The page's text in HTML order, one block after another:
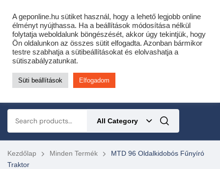
Cofidis expressz online áruhitel 0 % THM-el 10 hónapra!
Most minden akciós HQ láncfűrészhez ajándékba adunk egy fűrészláncot!
Részletek ide kattintva!
KERTÉSZETI – ERDÉSZETI – ÉPÍTŐIPARI GÉP WEBSHOP
All Category
Kezdőlap Minden Termék
MTD 96 Oldalkidobós Fűnyíró
Traktor
A geponline.hu sütiket használ, hogy a lehető legjobb online
élményt nyújthassa. Ha a beállítások módosítása nélkül
folytatja weboldalunk böngészését, akkor úgy tekintjük, hogy
Ön oldalunkon az összes sütit elfogadta. Azonban bármikor
testre szabhatja a sütibeállításokat és elolvashatja a
sütiszabályzatunkat.
Süti beállítások Elfogadom